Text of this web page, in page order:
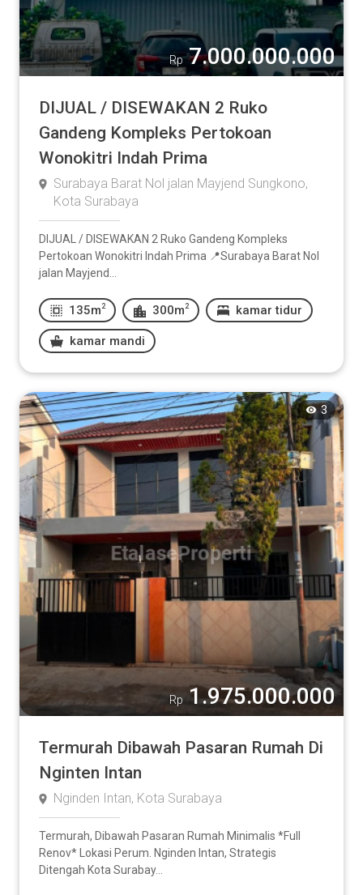
Rp 7.000.000.000
DIJUAL / DISEWAKAN 2 Ruko
Gandeng Kompleks Pertokoan
Wonokitri Indah Prima
Surabaya Barat Nol jalan Mayjend Sungkono,
Kota Surabaya
DIJUAL / DISEWAKAN 2 Ruko Gandeng Kompleks
Pertokoan Wonokitri Indah Prima 📍Surabaya Barat Nol
jalan Mayjend...
135m 2 300m 2 kamar tidur
kamar mandi
3
Rp 1.975.000.000
Termurah Dibawah Pasaran Rumah Di
Nginten Intan
Nginden Intan, Kota Surabaya
Termurah, Dibawah Pasaran Rumah Minimalis *Full
Renov* Lokasi Perum. Nginden Intan, Strategis
Ditengah Kota Surabay...